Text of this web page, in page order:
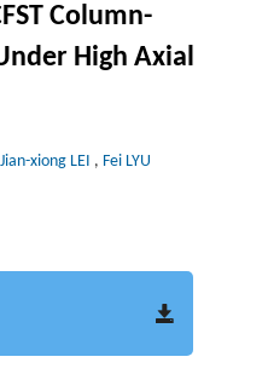
Column-
High Axial
Jian-xiong LEI , Fei LYU